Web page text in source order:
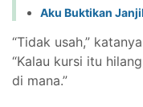
Aku Buktikan
“Tidak usah,”
“Kalau kursi itu
di mana.”